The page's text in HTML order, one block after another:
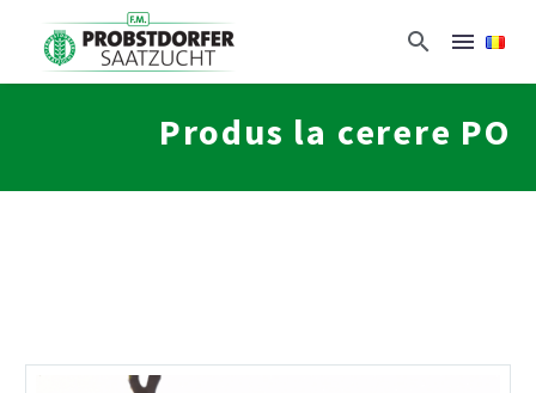
Produs la cerere PO